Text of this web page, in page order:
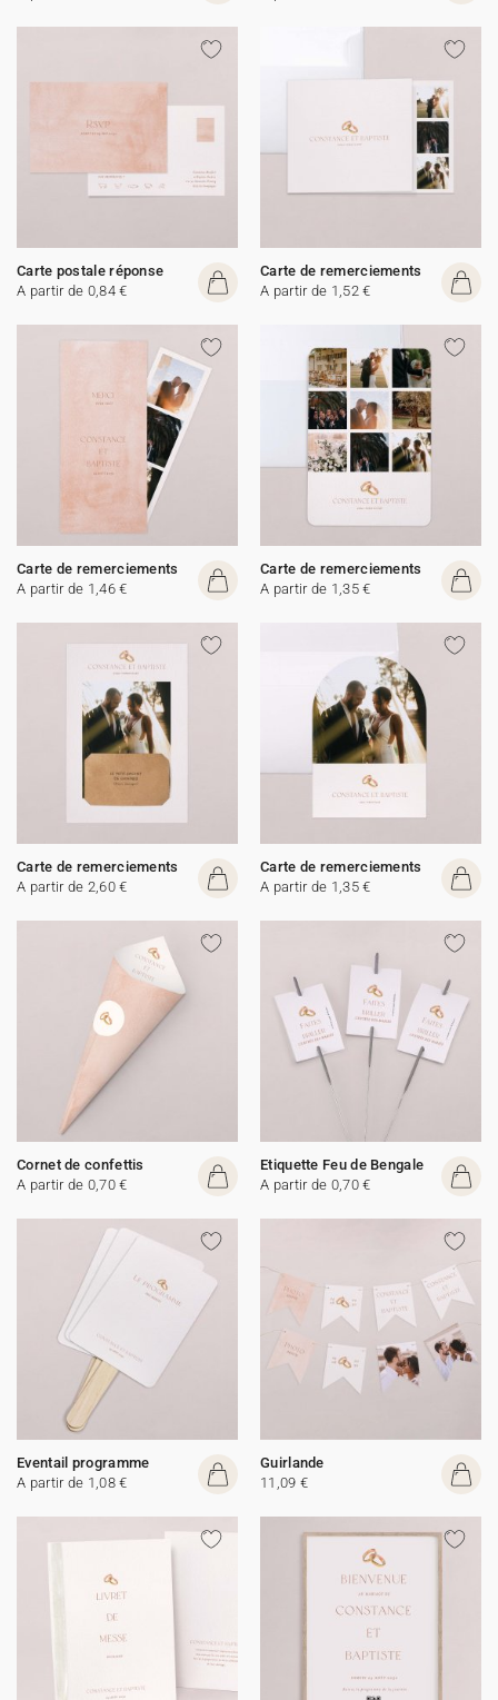
Carte postale réponse
A partir de 0,84 €
Carte de remerciements
A partir de 1,52 €
Carte de remerciements
A partir de 1,46 €
Carte de remerciements
A partir de 1,35 €
Carte de remerciements
A partir de 2,60 €
Carte de remerciements
A partir de 1,35 €
Cornet de confettis
A partir de 0,70 €
Etiquette Feu de Bengale
A partir de 0,70 €
Eventail programme
A partir de 1,08 €
Guirlande
11,09 €